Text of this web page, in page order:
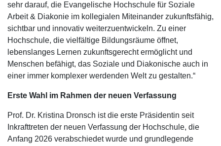
sehr darauf, die Evangelische Hochschule für Soziale
Arbeit & Diakonie im kollegialen Miteinander zukunftsfähig,
sichtbar und innovativ weiterzuentwickeln. Zu einer
Hochschule, die vielfältige Bildungsräume öffnet,
lebenslanges Lernen zukunftsgerecht ermöglicht und
Menschen befähigt, das Soziale und Diakonische auch in
einer immer komplexer werdenden Welt zu gestalten.“
Erste Wahl im Rahmen der neuen Verfassung
Prof. Dr. Kristina Dronsch ist die erste Präsidentin seit
Inkrafttreten der neuen Verfassung der Hochschule, die
Anfang 2026 verabschiedet wurde und grundlegende